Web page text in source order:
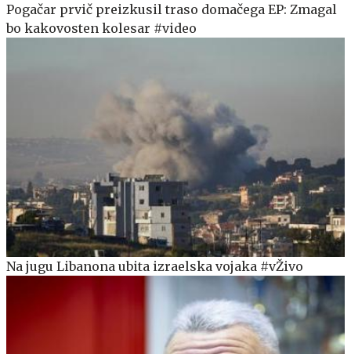
Pogačar prvič preizkusil traso domačega EP: Zmagal
bo kakovosten kolesar #video
Na jugu Libanona ubita izraelska vojaka #vŽivo